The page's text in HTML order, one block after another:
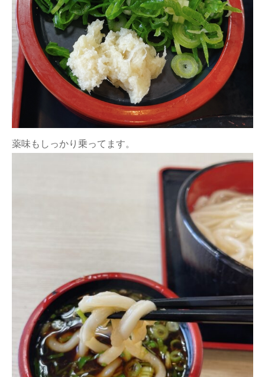
薬味もしっかり乗ってます。